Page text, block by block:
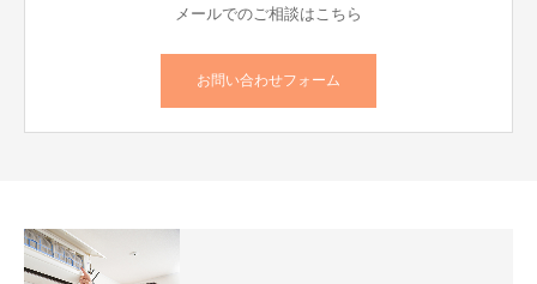
メールでのご相談はこちら
お問い合わせフォーム